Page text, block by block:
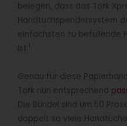
belegen, dass das Tork
Handtuchspendersystem
einfachsten zu befüllende
ist. 1
Genau für diese
Tork nun entsprechend
Die Bündel sind um 50
doppelt so viele